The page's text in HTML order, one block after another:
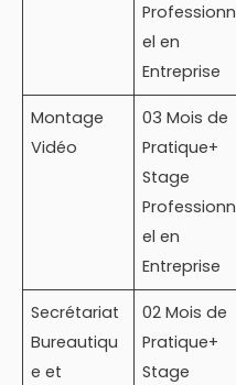
Professionn
el en
Entreprise
Montage
Vidéo
03 Mois de
Pratique+
Stage
Professionn
el en
Entreprise
Secrétariat
Bureautiqu
e et
02 Mois de
Pratique+
Stage